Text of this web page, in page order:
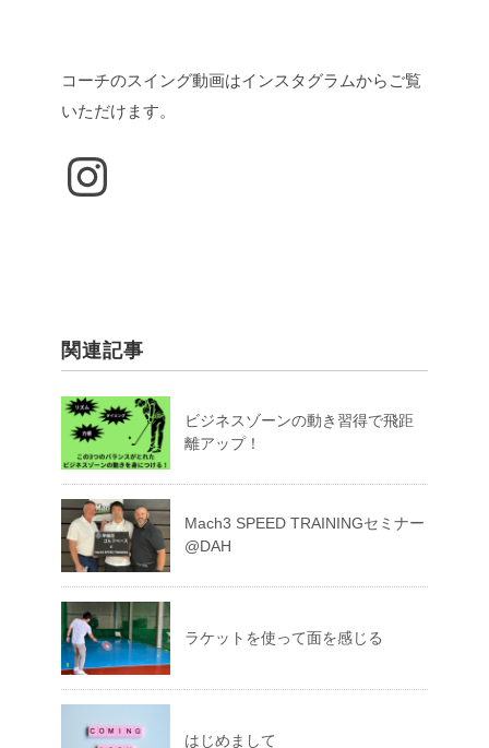
コーチのスイング動画はインスタグラムからご覧
いただけます。
Instagram
関連記事
ビジネスゾーンの動き習得で飛距
離アップ！
Mach3 SPEED TRAININGセミナー
@DAH
ラケットを使って面を感じる
はじめまして